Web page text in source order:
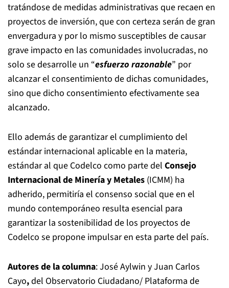
tratándose de medidas administrativas que recaen en
proyectos de inversión, que con certeza serán de gran
envergadura y por lo mismo susceptibles de causar
grave impacto en las comunidades involucradas, no
solo se desarrolle un “esfuerzo razonable” por
alcanzar el consentimiento de dichas comunidades,
sino que dicho consentimiento efectivamente sea
alcanzado.
Ello además de garantizar el cumplimiento del
estándar internacional aplicable en la materia,
estándar al que Codelco como parte del Consejo
Internacional de Minería y Metales (ICMM) ha
adherido, permitiría el consenso social que en el
mundo contemporáneo resulta esencial para
garantizar la sostenibilidad de los proyectos de
Codelco se propone impulsar en esta parte del país.
Autores de la columna: José Aylwin y Juan Carlos
Cayo,del Observatorio Ciudadano/ Plataforma de